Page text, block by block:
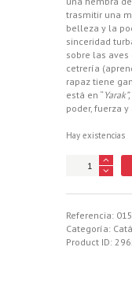
trasmitir una
belleza y la
sinceridad
sobre las
cetrería
rapaz tiene
está en “Yarak”,
poder, fuerza y
Hay existencias
Referencia:
Categoría:
Product ID: